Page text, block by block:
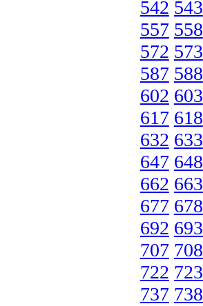
542 543
557 558
572 573
587 588
602 603
617 618
632 633
647 648
662 663
677 678
692 693
707 708
722 723
737 738